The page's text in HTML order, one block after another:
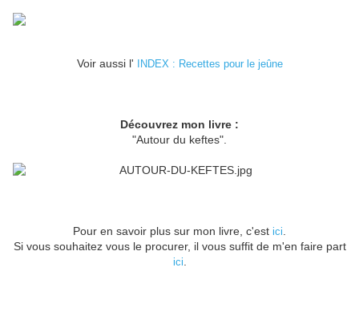
Voir aussi l' INDEX : Recettes pour le jeûne
Découvrez mon livre :
"Autour du keftes".
Pour en savoir plus sur mon livre, c'est ici
Si vous souhaitez vous le procurer, il vous suffit de m'en faire part
ici